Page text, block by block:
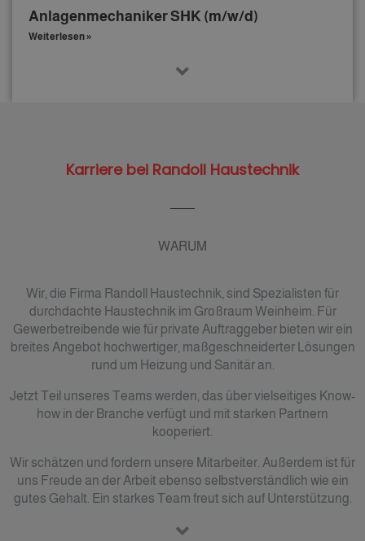
Anlagenmechaniker SHK (m/w/d)
Weiterlesen »
Karriere bei Randoll Haustechnik
WARUM
Wir, die Firma Randoll Haustechnik, sind Spezialisten für
durchdachte Haustechnik im Großraum Weinheim. Für
Gewerbetreibende wie für private Auftraggeber bieten wir ein
breites Angebot hochwertiger, maßgeschneiderter Lösungen
rund um Heizung und Sanitär an.
Jetzt Teil unseres Teams werden, das über vielseitiges Know-
how in der Branche verfügt und mit starken Partnern
kooperiert.
Wir schätzen und fordern unsere Mitarbeiter. Außerdem ist für
uns Freude an der Arbeit ebenso selbstverständlich wie ein
gutes Gehalt. Ein starkes Team freut sich auf Unterstützung.